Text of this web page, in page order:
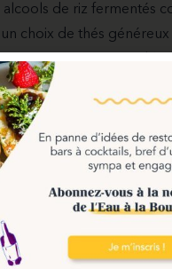
alcools de riz fermentés
choix de thés
coing et miel
sceau de Salomon !
salle
blanche avec des
de banquette. Petites
et plantes vertes pour
Sans oublier les